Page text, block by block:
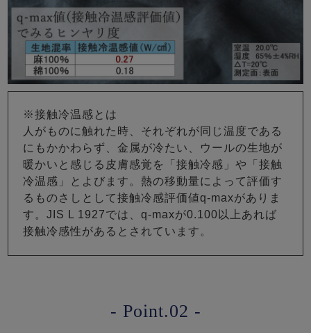
※接触冷温感とは
人がものに触れた時、それぞれが同じ温度である
にもかかわらず、金属が冷たい、ウールの生地が
暖かいと感じる皮膚感覚を「接触冷感」や「接触
冷温感」とよびます。熱の移動量によって評価す
るものさしとして接触冷感評価値q-maxがありま
す。JIS L 1927では、q-maxが0.100以上あれば
接触冷感性があるとされています。
- Point.02 -